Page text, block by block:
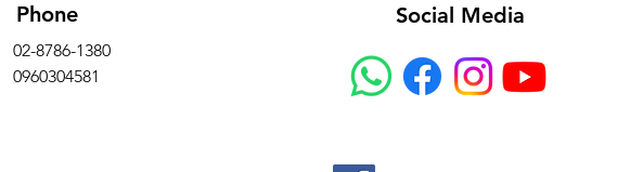
02-8786-1380
Phone
0960304581
Social Media